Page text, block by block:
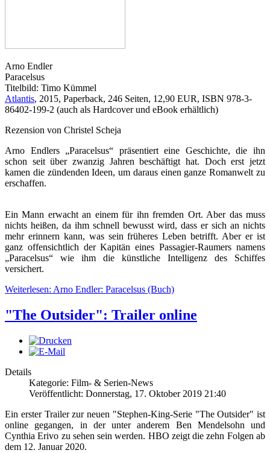
Arno Endler
Paracelsus
Titelbild: Timo Kümmel
Atlantis, 2015, Paperback, 246 Seiten, 12,90 EUR, ISBN 978-3-
86402-199-2 (auch als Hardcover und eBook erhältlich)
Rezension von Christel Scheja
Arno Endlers „Paracelsus“ präsentiert eine Geschichte, die ihn
schon seit über zwanzig Jahren beschäftigt hat. Doch erst jetzt
kamen die zündenden Ideen, um daraus einen ganze Romanwelt zu
erschaffen.
Ein Mann erwacht an einem für ihn fremden Ort. Aber das muss
nichts heißen, da ihm schnell bewusst wird, dass er sich an nichts
mehr erinnern kann, was sein früheres Leben betrifft. Aber er ist
ganz offensichtlich der Kapitän eines Passagier-Raumers namens
„Paracelsus“ wie ihm die künstliche Intelligenz des Schiffes
versichert.
Weiterlesen: Arno Endler: Paracelsus (Buch)
"The Outsider": Trailer online
Details
Kategorie: Film- & Serien-News
Veröffentlicht: Donnerstag, 17. Oktober 2019 21:40
Ein erster Trailer zur neuen "Stephen-King-Serie "The Outsider" ist
online gegangen, in der unter anderem Ben Mendelsohn und
Cynthia Erivo zu sehen sein werden. HBO zeigt die zehn Folgen ab
dem 12. Januar 2020.